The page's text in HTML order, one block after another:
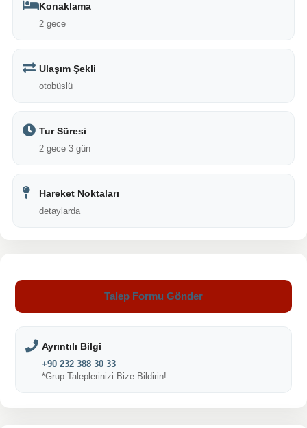
Konaklama
2 gece
Ulaşım Şekli
otobüslü
Tur Süresi
2 gece 3 gün
Hareket Noktaları
detaylarda
Talep Formu Gönder
Ayrıntılı Bilgi
+90 232 388 30 33
*Grup Taleplerinizi Bize Bildirin!